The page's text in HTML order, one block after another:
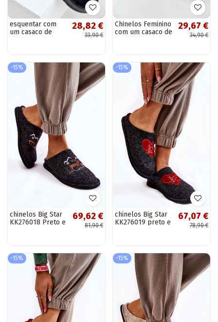
esquentar com
um casaco de
28,82 €
33,90 €
Chinelos Feminino
com um casaco de
29,67 €
34,90 €
-15%
chinelos Big Star
KK276018 Preto e
69,62 €
81,90 €
-15%
chinelos Big Star
KK276019 preto e
67,07 €
78,90 €
-15% -15%